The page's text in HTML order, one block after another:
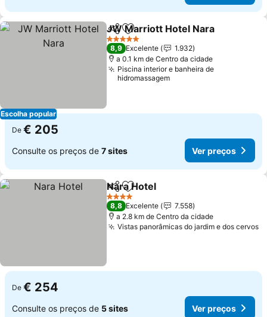
Escolha popular
PartilharAdicionar aos favoritos
JW Marriott Hotel Nara
5 Estrelas
8,9 Excelente
1.932
a 0.1 km de Centro da cidade
Piscina interior e banheira de
hidromassagem
De € 205
Consulte os preços de 7 sites Ver preços
PartilharAdicionar aos favoritos
Nara Hotel
4 Estrelas
8,8 Excelente
7.558
a 2.8 km de Centro da cidade
Vistas panorâmicas do jardim e dos cervos
De € 254
Consulte os preços de 5 sites Ver preços